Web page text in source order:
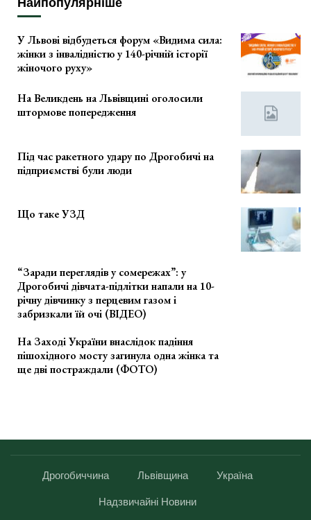
Найпопулярніше
У Львові відбудеться форум «Видима сила:
жінки з інвалідністю у 140-річній історії
жіночого руху»
На Великдень на Львівщині оголосили
штормове попередження
Під час ракетного удару по Дрогобичі на
підприємстві були люди
Що таке УЗД
“Заради переглядів у сомережах”: у
Дрогобичі дівчата-підлітки напали на 10-
річну дівчинку з перцевим газом і
забризкали їй очі (ВІДЕО)
На Заході України внаслідок падіння
пішохідного мосту загинула одна жінка та
ще дві постраждали (ФОТО)
Дрогобиччина Львівщина Україна
Надзвичайні Новини